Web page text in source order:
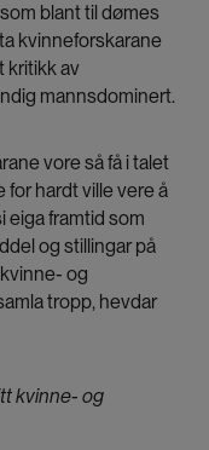
blant til dømes
kvinneforskarane
kritikk av
mannsdominert.
vore så få i talet
hardt ville vere å
eiga framtid som
og stillingar på
og
tropp, hevdar
kvinne- og